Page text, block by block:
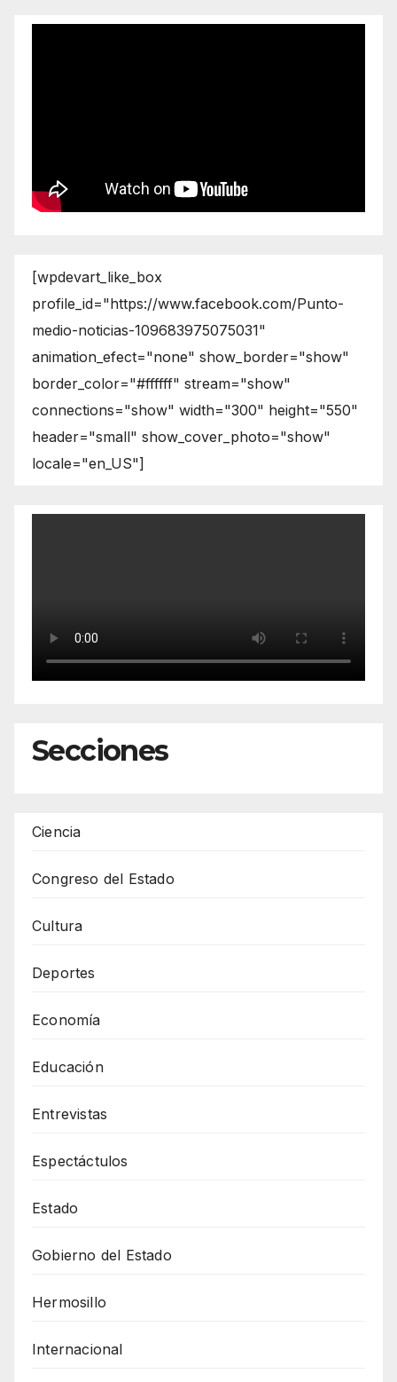
[wpdevart_like_box
profile_id="https://www.facebook.com/Punto-
medio-noticias-109683975075031"
animation_efect="none" show_border="show"
border_color="#ffffff" stream="show"
connections="show" width="300" height="550"
header="small" show_cover_photo="show"
locale="en_US"]
Secciones
Ciencia
Congreso del Estado
Cultura
Deportes
Economía
Educación
Entrevistas
Espectáctulos
Estado
Gobierno del Estado
Hermosillo
Internacional